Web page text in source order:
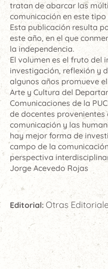
tratan de abarcar las
comunicación en este
Esta publicación resulta
este año, en el que
la independencia.
El volumen es el fruto del
investigación, reflexión y
algunos años promueve
Arte y Cultura del
Comunicaciones de la
de docentes provenientes
comunicación y las
hay mejor forma de
campo de la
perspectiva
Jorge Acevedo Rojas
Editorial: Otras